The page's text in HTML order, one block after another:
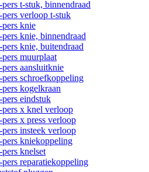
t-stuk, binnendraad
verloop t-stuk
knie
knie, binnendraad
knie, buitendraad
muurplaat
aansluitknie
schroefkoppeling
kogelkraan
eindstuk
x knel verloop
x press verloop
insteek verloop
kniekoppeling
knelset
reparatiekoppeling